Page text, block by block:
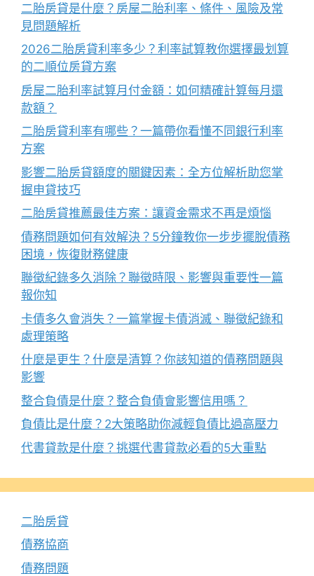
二胎房貸是什麼？房屋二胎利率、條件、風險及常
見問題解析
2026二胎房貸利率多少？利率試算教你選擇最划算
的二順位房貸方案
房屋二胎利率試算月付金額：如何精確計算每月還
款額？
二胎房貸利率有哪些？一篇帶你看懂不同銀行利率
方案
影響二胎房貸額度的關鍵因素：全方位解析助您掌
握申貸技巧
二胎房貸推薦最佳方案：讓資金需求不再是煩惱
債務問題如何有效解決？5分鐘教你一步步擺脫債務
困境，恢復財務健康
聯徵紀錄多久消除？聯徵時限、影響與重要性一篇
報你知
卡債多久會消失？一篇掌握卡債消滅、聯徵紀錄和
處理策略
什麼是更生？什麼是清算？你該知道的債務問題與
影響
整合負債是什麼？整合負債會影響信用嗎？
負債比是什麼？2大策略助你減輕負債比過高壓力
代書貸款是什麼？挑選代書貸款必看的5大重點
二胎房貸
債務協商
債務問題